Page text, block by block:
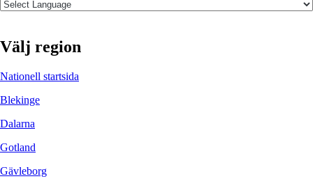
Välj region
Nationell startsida
Blekinge
Dalarna
Gotland
Gävleborg